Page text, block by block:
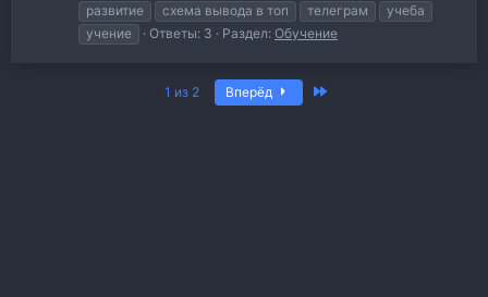
развитие
схема вывода в топ телеграм
учеба
учение
Ответы: 3 Раздел: Обучение
1 из 2 Вперёд